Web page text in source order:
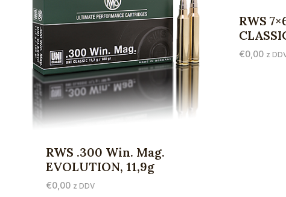
RWS .300 Win. Mag.
EVOLUTION, 11,9g
€0,00 z DDV
RWS
€0,00 z